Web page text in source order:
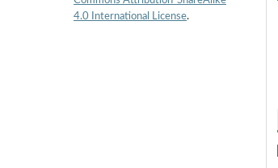
4.0 International License.